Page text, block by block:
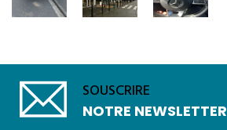
SOUSCRIRE
NOTRE NEWSLETTER